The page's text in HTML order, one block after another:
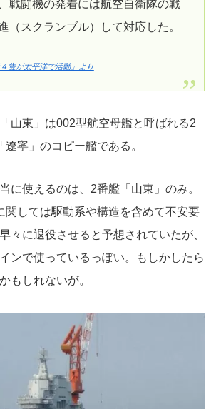
戦闘機の発着には航空自衛隊の戦
（スクランブル）して対応した。
隻が太平洋で活動」より
山東」は002型航空母艦と呼ばれる2
寧」のコピー艦である。
に使えるのは、2番艦「山東」のみ。
関しては駆動系や構造を含めて不安要
々に退役させると予想されていたが、
ンで使っているっぽい。もしかしたら
もしれないが。